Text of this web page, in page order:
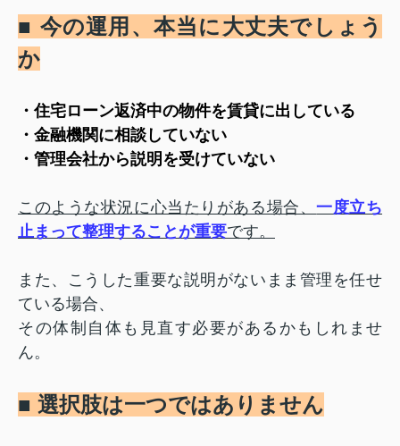
■ 今の運用、本当に大丈夫でしょう
か
・住宅ローン返済中の物件を賃貸に出している
・金融機関に相談していない
・管理会社から説明を受けていない
このような状況に心当たりがある場合、一度立ち
止まって整理することが重要です。
また、こうした重要な説明がないまま管理を任せ
ている場合、
その体制自体も見直す必要があるかもしれませ
ん。
■ 選択肢は一つではありません